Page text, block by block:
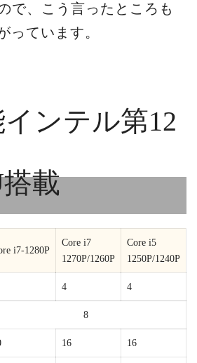
で、こう言ったところも
っています。
ンテル第12
載
i7-1280P
Core i7
1270P/1260P
Core i5
1250P/1240P
4 4
8
16 16